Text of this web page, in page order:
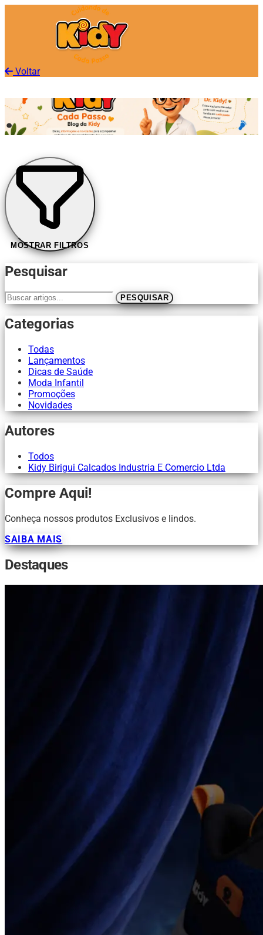
Voltar
.
MOSTRAR FILTROS
Pesquisar
Buscar artigos PESQUISAR
Categorias
Todas
Lançamentos
Dicas de Saúde
Moda Infantil
Promoções
Novidades
Autores
Todos
Kidy Birigui Calcados Industria E Comercio Ltda
Compre Aqui!
Conheça nossos produtos Exclusivos e lindos.
SAIBA MAIS
Destaques